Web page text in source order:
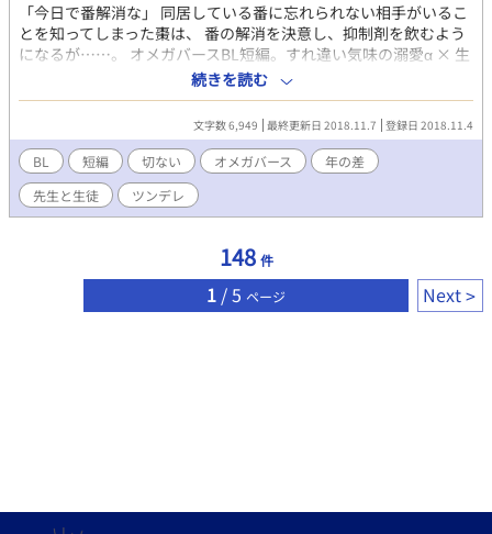
「今日で番解消な」 同居している番に忘れられない相手がいるこ
とを知ってしまった棗は、 番の解消を決意し、抑制剤を飲むよう
になるが……。 オメガバースBL短編。すれ違い気味の溺愛α × 生
意気Ωの年の差BL。 （他サイトのコンテスト用に書いたお話で
す）
続きを読む
文字数 6,949 最終更新日 2018.11.7 登録日 2018.11.4
BL 短編 切ない オメガバース
年の差
先生と生徒
ツンデレ
148 件
1 / 5 ページ Next